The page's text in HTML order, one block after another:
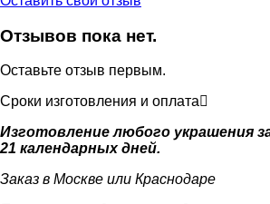
Отзывов пока нет.
Оставьте отзыв первым.
Сроки изготовления и оплата
Изготовление любого украшения
21 календарных дней.
Заказ в Москве или Краснодаре